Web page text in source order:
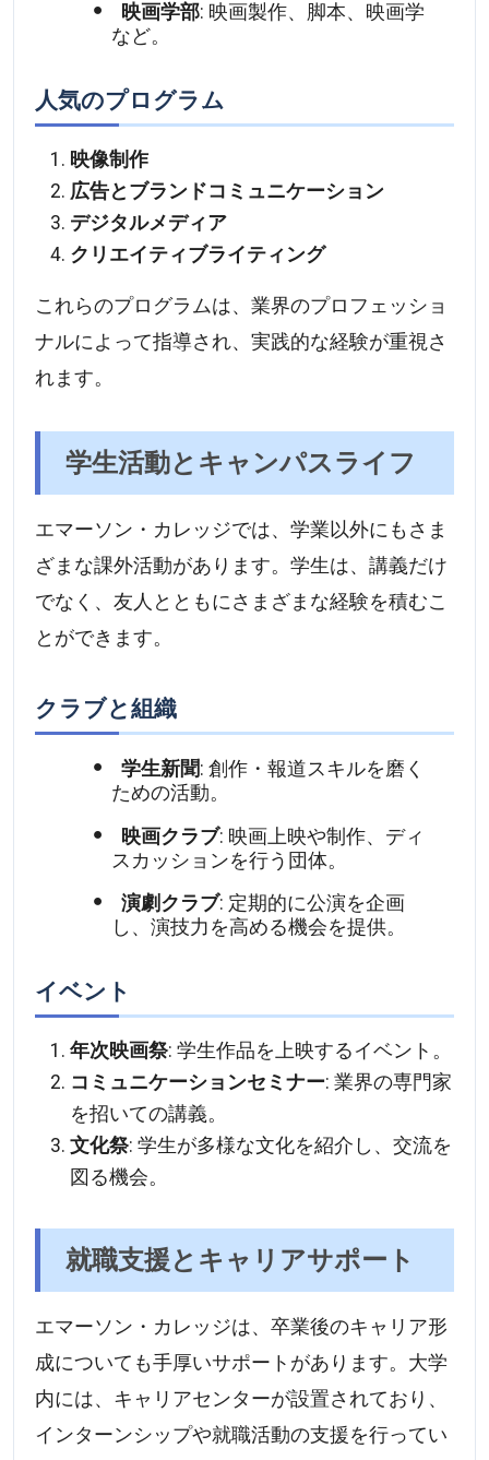
映画学部: 映画製作、脚本、映画学
など。
人気のプログラム
映像制作
広告とブランドコミュニケーション
デジタルメディア
クリエイティブライティング
これらのプログラムは、業界のプロフェッショ
ナルによって指導され、実践的な経験が重視さ
れます。
学生活動とキャンパスライフ
エマーソン・カレッジでは、学業以外にもさま
ざまな課外活動があります。学生は、講義だけ
でなく、友人とともにさまざまな経験を積むこ
とができます。
クラブと組織
学生新聞: 創作・報道スキルを磨く
ための活動。
映画クラブ: 映画上映や制作、ディ
スカッションを行う団体。
演劇クラブ: 定期的に公演を企画
し、演技力を高める機会を提供。
イベント
年次映画祭: 学生作品を上映するイベント。
コミュニケーションセミナー: 業界の専門家
を招いての講義。
文化祭: 学生が多様な文化を紹介し、交流を
図る機会。
就職支援とキャリアサポート
エマーソン・カレッジは、卒業後のキャリア形
成についても手厚いサポートがあります。大学
内には、キャリアセンターが設置されており、
インターンシップや就職活動の支援を行ってい